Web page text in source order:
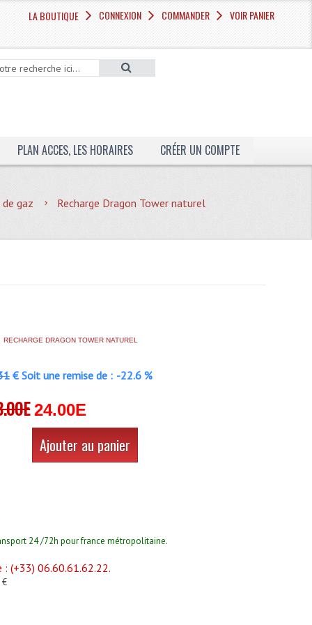
LA BOUTIQUE CONNEXION COMMANDER VOIR PANIER
PLAN ACCES, LES HORAIRES CRÉER UN COMPTE
gaz Recharge Dragon Tower naturel
RECHARGE DRAGON TOWER NATUREL
€ Soit une remise de : -22.6 %
24.00E
Ajouter au panier
24 /72h pour france métropolitaine.
: (+33) 06.60.61.62.22.
€